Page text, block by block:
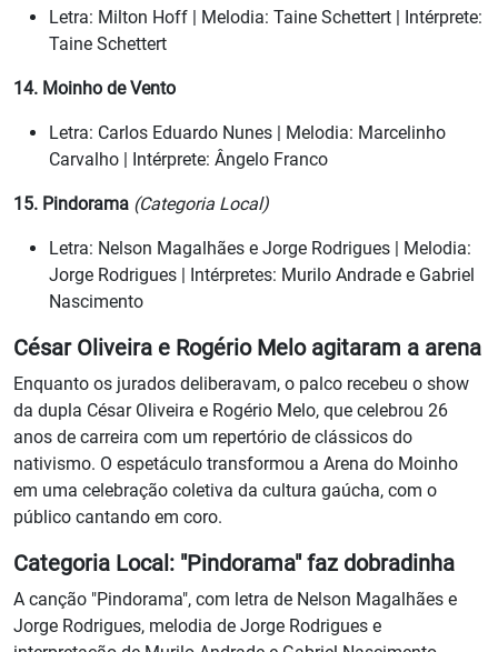
Letra: Milton Hoff | Melodia: Taine Schettert | Intérprete:
Taine Schettert
14. Moinho de Vento
Letra: Carlos Eduardo Nunes | Melodia: Marcelinho
Carvalho | Intérprete: Ângelo Franco
15. Pindorama (Categoria Local)
Letra: Nelson Magalhães e Jorge Rodrigues | Melodia:
Jorge Rodrigues | Intérpretes: Murilo Andrade e Gabriel
Nascimento
César Oliveira e Rogério Melo agitaram a arena
Enquanto os jurados deliberavam, o palco recebeu o show
da dupla César Oliveira e Rogério Melo, que celebrou 26
anos de carreira com um repertório de clássicos do
nativismo. O espetáculo transformou a Arena do Moinho
em uma celebração coletiva da cultura gaúcha, com o
público cantando em coro.
Categoria Local: "Pindorama" faz dobradinha
A canção "Pindorama", com letra de Nelson Magalhães e
Jorge Rodrigues, melodia de Jorge Rodrigues e